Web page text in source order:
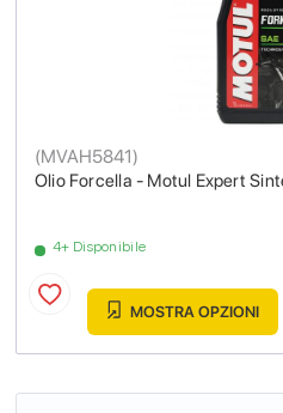
Olio Forcella - Motul Expert
(MVAH5841)
4+ Disponibile
MOSTRA OPZIONI